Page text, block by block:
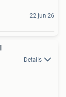
22 jun 26
Details